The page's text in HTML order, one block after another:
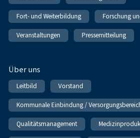
Fort- und Weiterbildung Forschung
Veranstaltungen Pressemitteilung
Über uns
Leitbild Vorstand
Kommunale Einbindung /
Qualitätsmanagement